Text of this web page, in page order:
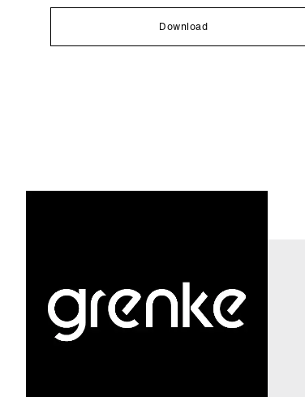
Download